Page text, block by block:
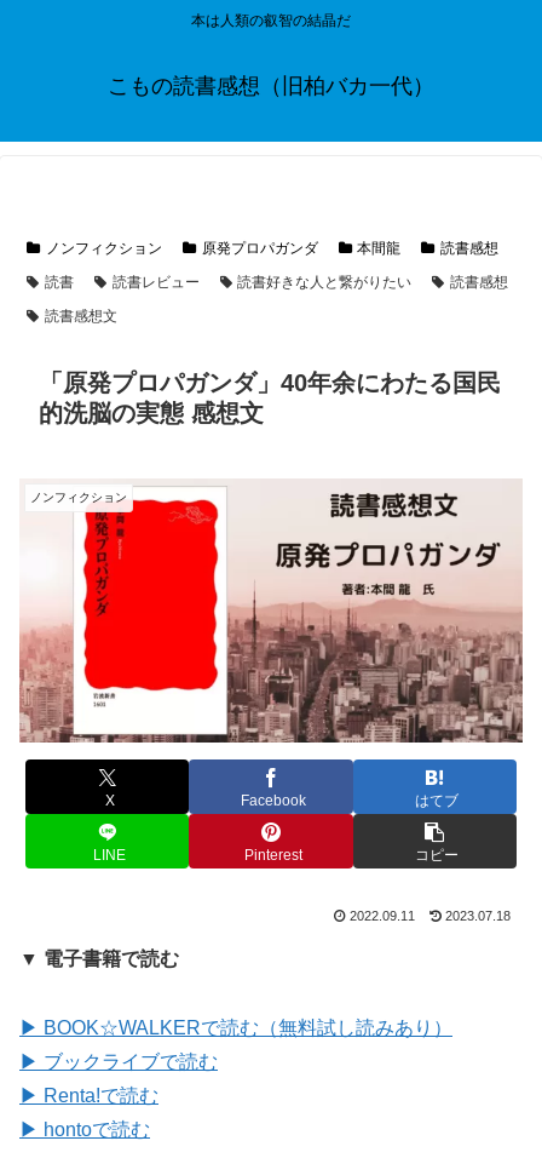
本は人類の叡智の結晶だ
こもの読書感想（旧柏バカ一代）
ノンフィクション 原発プロパガンダ 本間龍
読書感想
読書
読書レビュー 読書好きな人と繋がりたい
読書感想
読書感想文
「原発プロパガンダ」40年余にわたる国民
的洗脳の実態 感想文
ノンフィクション
X Facebook はてブ
LINE Pinterest コピー
2022.09.11 2023.07.18
▼ 電子書籍で読む
▶ BOOK☆WALKERで読む（無料試し読みあり）
▶ ブックライブで読む
▶ Renta!で読む
▶ hontoで読む